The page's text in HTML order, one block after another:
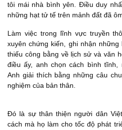
tôi mái nhà bình yên. Điều duy
những hạt tử tế trên mảnh đất đã
Làm việc trong lĩnh vực truyền
xuyên chứng kiến, ghi nhận
thiếu công bằng về lịch sử và văn
điều ấy, anh chọn cách bình tĩnh,
Anh giải thích bằng những câu
nghiệm của bản thân.
Đó là sự thân thiện người dân
cách mà họ làm cho tốc độ phát